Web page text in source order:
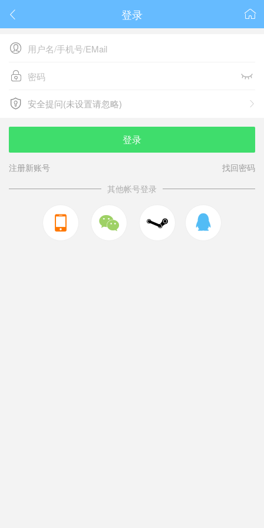
 
登录

 
 
安全提问(未设置请忽略)
安全提问(未设置请忽略)
登录
注册新账号
找回密码
其他帐号登录
  